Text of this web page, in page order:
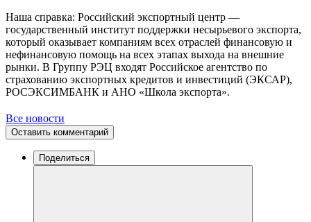
Наша справка: Российский экспортный центр —
государственный институт поддержки несырьевого экспорта,
который оказывает компаниям всех отраслей финансовую и
нефинансовую помощь на всех этапах выхода на внешние
рынки. В Группу РЭЦ входят Российское агентство по
страхованию экспортных кредитов и инвестиций (ЭКСАР),
РОСЭКСИМБАНК и АНО «Школа экспорта».
Все новости
Оставить комментарий
Поделиться